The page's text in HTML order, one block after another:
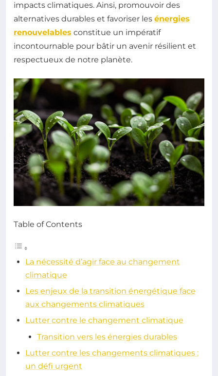
impacts climatiques. Ainsi, promouvoir des
alternatives durables et favoriser les énergies
renouvelables constitue un impératif
incontournable pour bâtir un avenir résilient et
respectueux de notre planète.
Table of Contents
La nécessité d’agir face au changement
climatique
Les enjeux de la transition énergétique face
aux changements climatiques
Lutter contre le changement climatique
Transition vers les énergies durables
Lutter contre les changements climatiques :
un défi urgent